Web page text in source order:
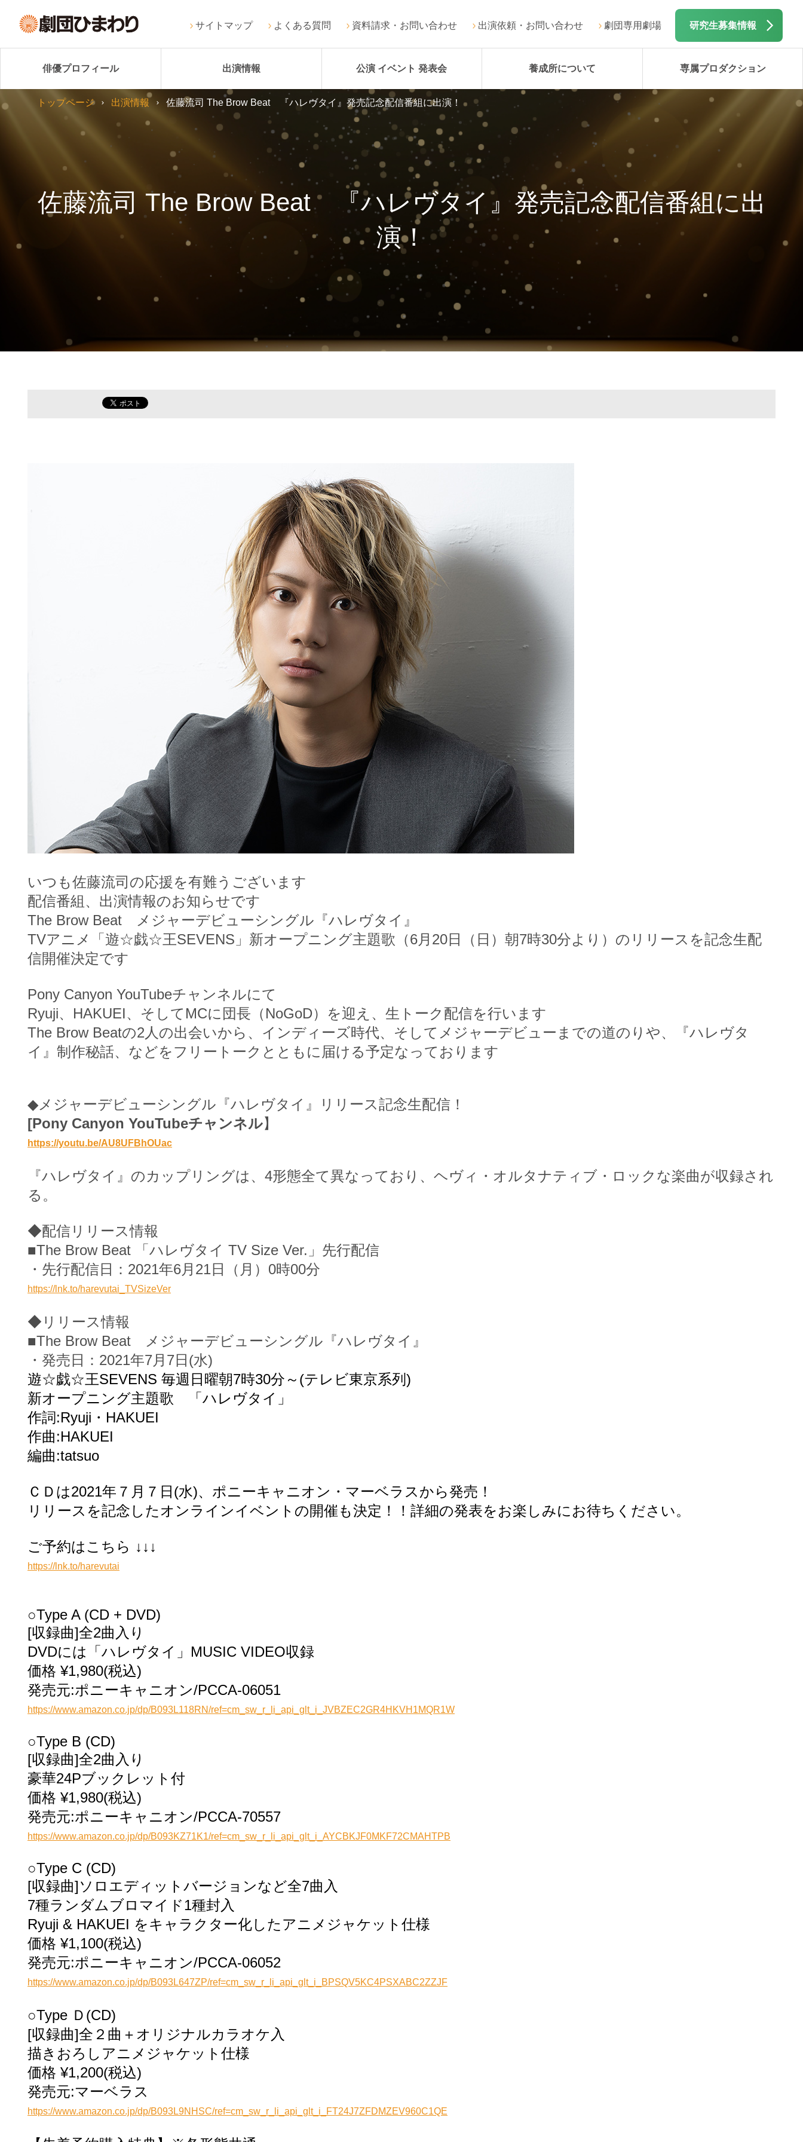
サイトマップ よくある質問 資料請求・お問い合わせ 出演依頼・お問い合わせ 劇団専用劇場 研究生募集情報
俳優プロフィール 出演情報 公演 イベント 発表会 養成所について 専属プロダクション
佐藤流司 The Brow Beat 『ハレヴタイ』発売記念配信番組に出
演！
トップページ 出演情報 佐藤流司 The Brow Beat 『ハレヴタイ』発売記念配信番組に出演！
いつも佐藤流司の応援を有難うございます
配信番組、出演情報のお知らせです
The Brow Beat メジャーデビューシングル『ハレヴタイ』
TVアニメ「遊☆戯☆王SEVENS」新オープニング主題歌（6月20日（日）朝7時30分より）のリリースを記念生配
信開催決定です
Pony Canyon YouTubeチャンネルにて
Ryuji、HAKUEI、そしてMCに団長（NoGoD）を迎え、生トーク配信を行います
The Brow Beatの2人の出会いから、インディーズ時代、そしてメジャーデビューまでの道のりや、『ハレヴタ
イ』制作秘話、などをフリートークとともに届ける予定なっております
◆メジャーデビューシングル『ハレヴタイ』リリース記念生配信！
[Pony Canyon YouTubeチャンネル】
https://youtu.be/AU8UFBhOUac
『ハレヴタイ』のカップリングは、4形態全て異なっており、ヘヴィ・オルタナティブ・ロックな楽曲が収録され
る。
◆配信リリース情報
■The Brow Beat 「ハレヴタイ TV Size Ver.」先行配信
・先行配信日：2021年6月21日（月）0時00分
https://lnk.to/harevutai_TVSizeVer
◆リリース情報
■The Brow Beat メジャーデビューシングル『ハレヴタイ』
・発売日：2021年7月7日(水)
遊☆戯☆王SEVENS 毎週日曜朝7時30分～(テレビ東京系列)
新オープニング主題歌 「ハレヴタイ」
作詞:Ryuji・HAKUEI
作曲:HAKUEI
編曲:tatsuo
ＣＤは2021年７月７日(水)、ポニーキャニオン・マーベラスから発売！
リリースを記念したオンラインイベントの開催も決定！！詳細の発表をお楽しみにお待ちください。
ご予約はこちら ↓↓↓
https://lnk.to/harevutai
○Type A (CD + DVD)
[収録曲]全2曲入り
DVDには「ハレヴタイ」MUSIC VIDEO収録
価格 ¥1,980(税込)
発売元:ポニーキャニオン/PCCA-06051
https://www.amazon.co.jp/dp/B093L118RN/ref=cm_sw_r_li_api_glt_i_JVBZEC2GR4HKVH1MQR1W
○Type B (CD)
[収録曲]全2曲入り
豪華24Pブックレット付
価格 ¥1,980(税込)
発売元:ポニーキャニオン/PCCA-70557
https://www.amazon.co.jp/dp/B093KZ71K1/ref=cm_sw_r_li_api_glt_i_AYCBKJF0MKF72CMAHTPB
○Type C (CD)
[収録曲]ソロエディットバージョンなど全7曲入
7種ランダムブロマイド1種封入
Ryuji & HAKUEI をキャラクター化したアニメジャケット仕様
価格 ¥1,100(税込)
発売元:ポニーキャニオン/PCCA-06052
https://www.amazon.co.jp/dp/B093L647ZP/ref=cm_sw_r_li_api_glt_i_BPSQV5KC4PSXABC2ZZJF
○Type Ｄ(CD)
[収録曲]全２曲＋オリジナルカラオケ入
描きおろしアニメジャケット仕様
価格 ¥1,200(税込)
発売元:マーベラス
https://www.amazon.co.jp/dp/B093L9NHSC/ref=cm_sw_r_li_api_glt_i_FT24J7ZFDMZEV960C1QE